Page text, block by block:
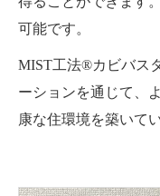
可能です。
MIST工法®カビバス
ーションを通じて、
康な住環境を築いて